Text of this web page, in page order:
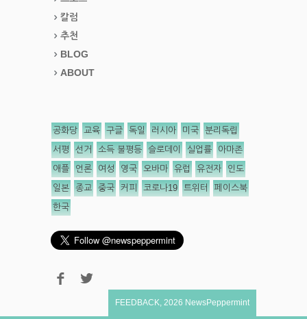
칼럼
추천
BLOG
ABOUT
공화당 교육 구글 독일 러시아 미국 분리독립
서평 선거 소득 불평등 슬로데이 실업률 아마존
애플 언론 여성 영국 오바마 유럽 유전자 인도
일본 종교 중국 커피 코로나19 트위터 페이스북
한국
FEEDBACK 2026 NewsPeppermint